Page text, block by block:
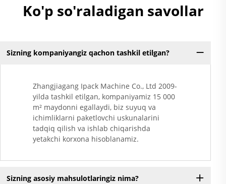
Ko'p so'raladigan savollar
Sizning kompaniyangiz qachon tashkil etilgan?
Zhangjiagang Ipack Machine Co., Ltd 2009-
yilda tashkil etilgan, kompaniyamiz 15 000
m² maydonni egallaydi, biz suyuq va
ichimliklarni paketlovchi uskunalarini
tadqiq qilish va ishlab chiqarishda
yetakchi korxona hisoblanamiz.
Sizning asosiy mahsulotlaringiz nima?